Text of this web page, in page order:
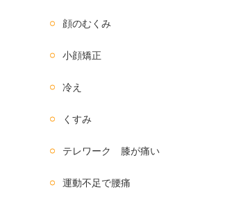
顔のむくみ
小顔矯正
冷え
くすみ
テレワーク 膝が痛い
運動不足で腰痛